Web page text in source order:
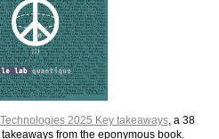
2025 Key takeaways, a 38
from the eponymous book.